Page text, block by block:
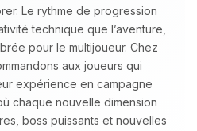
Le rythme de progression
technique que l’aventure,
pour le multijoueur. Chez
aux joueurs qui
expérience en campagne
chaque nouvelle dimension
boss puissants et nouvelles